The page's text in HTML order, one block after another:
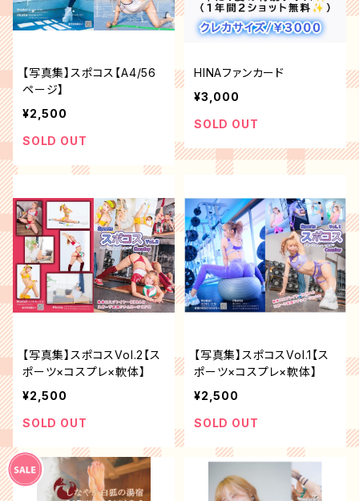
【写真集】スポコス【A4/56
ページ】
¥2,500
SOLD OUT
HINAファンカード
¥3,000
SOLD OUT
【写真集】スポコスVol.2【ス
ポーツ×コスプレ×軟体】
¥2,500
SOLD OUT
【写真集】スポコスVol.1【ス
ポーツ×コスプレ×軟体】
¥2,500
SOLD OUT